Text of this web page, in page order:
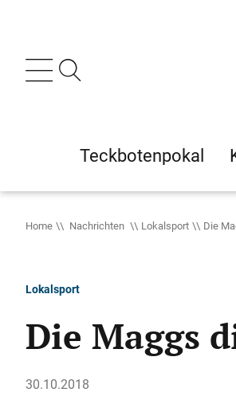
Teckbotenpokal
Home Nachrichten Lokalsport Die
Lokalsport
Die Maggs
30.10.2018